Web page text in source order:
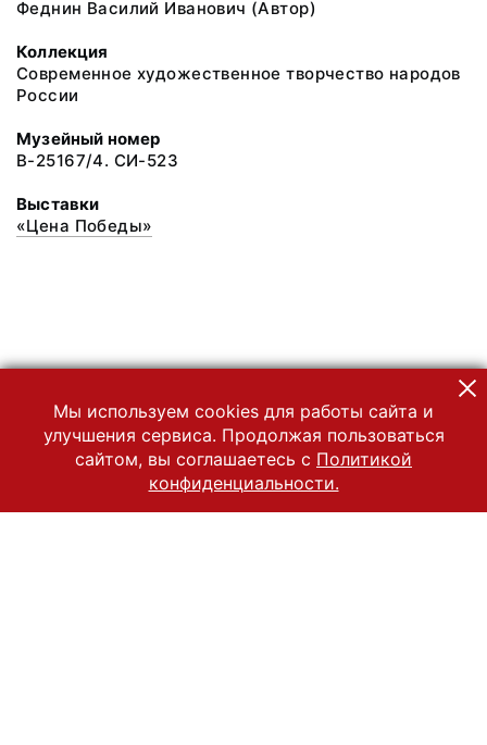
Феднин Василий Иванович (Автор)
Коллекция
Современное художественное творчество народов
России
Музейный номер
В-25167/4. СИ-523
Выставки
«Цена Победы»
Мы используем cookies для работы сайта и
улучшения сервиса. Продолжая пользоваться
сайтом, вы соглашаетесь с Политикой
конфиденциальности.